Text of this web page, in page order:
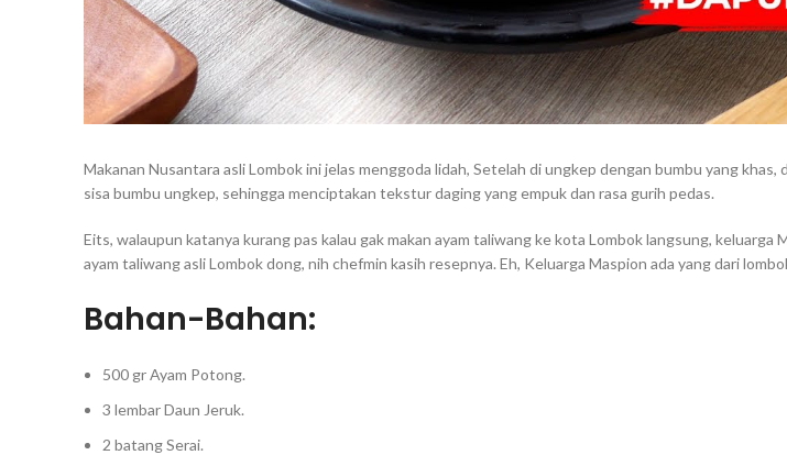
Makanan Nusantara asli Lombok ini jelas menggoda lidah, Setelah di ungkep dengan bumbu yang khas,
sisa bumbu ungkep, sehingga menciptakan tekstur daging yang empuk dan rasa gurih pedas.
Eits, walaupun katanya kurang pas kalau gak makan ayam taliwang ke kota Lombok langsung,
ayam taliwang asli Lombok dong, nih chefmin kasih resepnya. Eh, Keluarga Maspion ada yang dari
Bahan-Bahan:
500 gr Ayam Potong.
3 lembar Daun Jeruk.
2 batang Serai.